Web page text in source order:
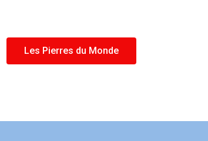
Les Pierres du Monde